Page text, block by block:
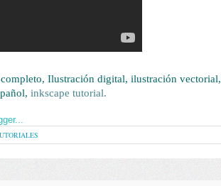
Ilustración digital, ilustración vectorial,
inkscape tutorial.